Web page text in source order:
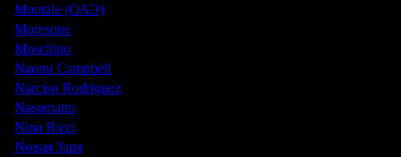
Montale (ОАЭ)
Moresque
Moschino
Naomi Campbell
Narciso Rodriguez
Nasomatto
Nina Ricci
Nовая Заря